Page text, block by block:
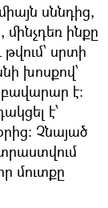
սննդից,
ինքը
սրտի
խոսքով՝
է։
է՝
Չնայած
մուտքը